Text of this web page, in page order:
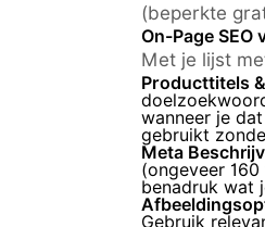
(beperkte
On-Page SEO
Met je lijst
Producttitels
wanneer je
gebruikt
Meta
(ongeveer
benadruk wat
Gebruik